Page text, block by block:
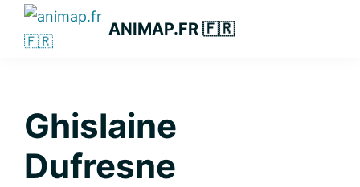
Passer
principale
Passer
Passer
latérale
principale
ANIMAP.FR 🇫🇷
Ghislaine
Dufresne